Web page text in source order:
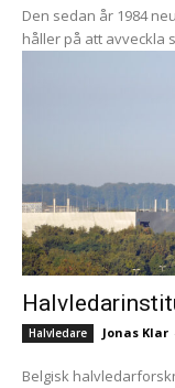
Den sedan år 1984
håller på att avveckla
Halvledare Jonas Klar
Belgisk